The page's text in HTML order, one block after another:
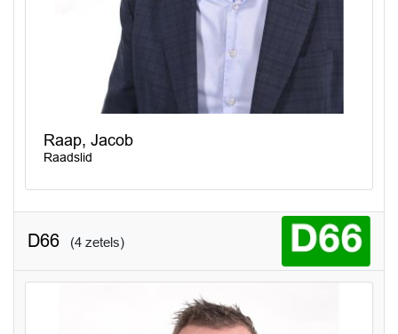
Raap, Jacob
Raadslid
D66 (4 zetels)